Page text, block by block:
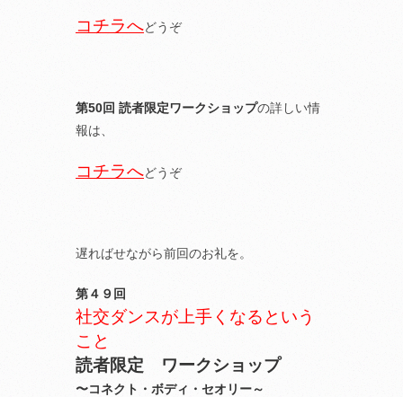
コチラへどうぞ
第50回 読者限定ワークショップの詳しい情
報は、
コチラへどうぞ
遅ればせながら前回のお礼を。
第４９回
社交ダンスが上手くなるという
こと
読者限定 ワークショップ
〜コネクト・ボディ・セオリー～